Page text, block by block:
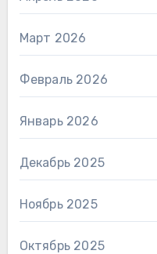
Март 2026
Февраль 2026
Январь 2026
Декабрь 2025
Ноябрь 2025
Октябрь 2025